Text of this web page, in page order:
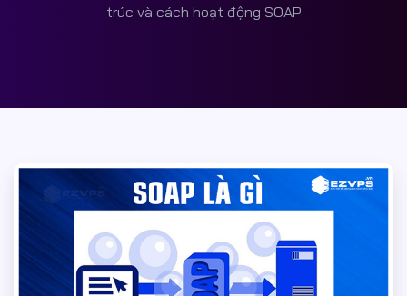
trúc và cách hoạt động SOAP